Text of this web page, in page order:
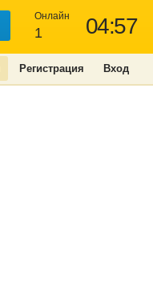
04:57
Онлайн
1
Регистрация Вход